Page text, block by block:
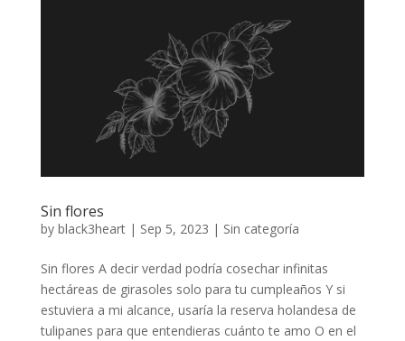
Sin flores
by black3heart| Sep 5, 2023 | Sin categoría
Sin flores A decir verdad podría cosechar infinitas
hectáreas de girasoles solo para tu cumpleaños Y si
estuviera a mi alcance, usaría la reserva holandesa de
tulipanes para que entendieras cuánto te amo O en el